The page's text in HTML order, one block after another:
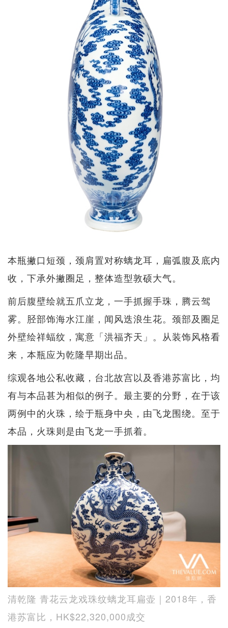
本瓶撇口短颈，颈肩置对称螭龙耳，扁弧腹及底内
收，下承外撇圈足，整体造型敦硕大气。
前后腹壁绘就五爪立龙，一手抓握手珠，腾云驾
雾。胫部饰海水江崖，闻风迭浪生花。颈部及圈足
外壁绘祥蝠纹，寓意「洪福齐天」。从装饰风格看
来，本瓶应为乾隆早期出品。
综观各地公私收藏，台北故宫以及香港苏富比，均
有与本品甚为相似的例子。最主要的分野，在于该
两例中的火珠，绘于瓶身中央，由飞龙围绕。至于
本品，火珠则是由飞龙一手抓着。
清乾隆 青花云龙戏珠纹螭龙耳扁壶｜2018年，香
港苏富比，HK$22,320,000成交